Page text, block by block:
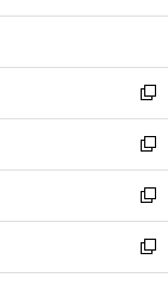
開
ン
ウ
で
開
く
ウ
ン
ド
ウ
で
開
く
新
し
い
ウ
ィ
ン
ド
ウ
新
し
い
ウ
ィ
ン
新
し
い
ウ
新
し